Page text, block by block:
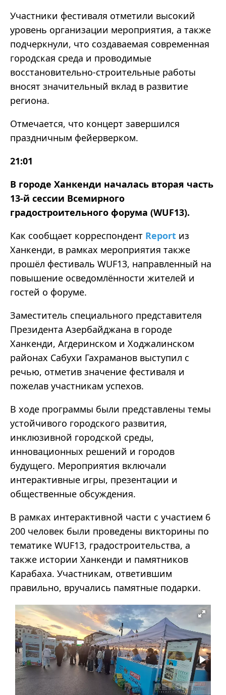
Участники фестиваля отметили высокий
уровень организации мероприятия, а также
подчеркнули, что создаваемая современная
городская среда и проводимые
восстановительно-строительные работы
вносят значительный вклад в развитие
региона.
Отмечается, что концерт завершился
праздничным фейерверком.
21:01
В городе Ханкенди началась вторая часть
13-й сессии Всемирного
градостроительного форума (WUF13).
Как сообщает корреспондент Report из
Ханкенди, в рамках мероприятия также
прошёл фестиваль WUF13, направленный на
повышение осведомлённости жителей и
гостей о форуме.
Заместитель специального представителя
Президента Азербайджана в городе
Ханкенди, Агдеринском и Ходжалинском
районах Сабухи Гахраманов выступил с
речью, отметив значение фестиваля и
пожелав участникам успехов.
В ходе программы были представлены темы
устойчивого городского развития,
инклюзивной городской среды,
инновационных решений и городов
будущего. Мероприятия включали
интерактивные игры, презентации и
общественные обсуждения.
В рамках интерактивной части с участием 6
200 человек были проведены викторины по
тематике WUF13, градостроительства, а
также истории Ханкенди и памятников
Карабаха. Участникам, ответившим
правильно, вручались памятные подарки.